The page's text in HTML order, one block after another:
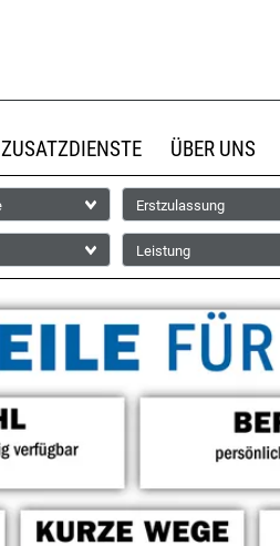
ZUSATZDIENSTE ÜBER UNS